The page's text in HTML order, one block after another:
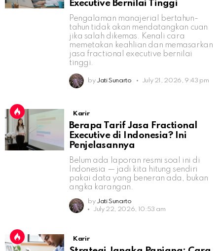
Executive Bernilai Tinggi
Pengalaman manajerial bertahun-
tahun tidak akan mendatangkan cuan
jika salah dikemas. Kenali cara
memetakan keahlian dan memasarkan
jasa fractional executive bernilai
tinggi.
by Jati Sunarto July 21, 2026, 9:43 pm
Karir
Berapa Tarif Jasa Fractional
Executive di Indonesia? Ini
Penjelasannya
Belum ada laporan resmi soal ini di
Indonesia — jadi kita hitung sendiri
pakai data yang beneran ada, bukan
angka karangan.
by Jati Sunarto
July 22, 2026, 10:53 am
Karir